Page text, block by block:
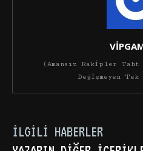
(Amansız Rakipler Taht
Değişmeyen
İLGILI HABERLER